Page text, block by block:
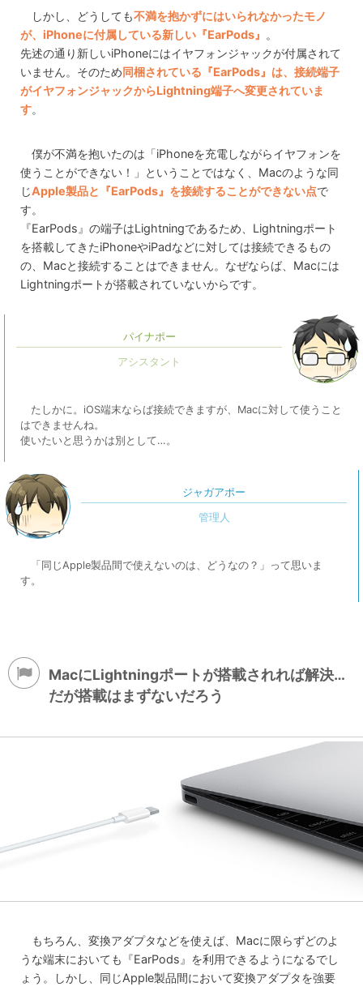
しかし、どうしても不満を抱かずにはいられなかったモノ
が、iPhoneに付属している新しい『EarPods』 。
先述の通り新しいiPhoneにはイヤフォンジャックが付属されて
いません。そのため同梱されている『EarPods』は、接続端子
がイヤフォンジャックからLightning端子へ変更されていま
す。
僕が不満を抱いたのは「iPhoneを充電しながらイヤフォンを
使うことができない！」ということではなく、Macのような同
じApple製品と『EarPods』を接続することができない点で
す。
『EarPods』の端子はLightningであるため、Lightningポート
を搭載してきたiPhoneやiPadなどに対しては接続できるもの
の、Macと接続することはできません。なぜならば、Macには
Lightningポートが搭載されていないからです。
パイナポー
たしかに。iOS端末ならば接続できますが、Macに対して使うこと
はできませんね。
使いたいと思うかは別として…。
ジャガアポー
「同じApple製品間で使えないのは、どうなの？」って思いま
す。
MacにLightningポートが搭載されれば解決…
だが搭載はまずないだろう
もちろん、変換アダプタなどを使えば、Macに限らずどのよ
うな端末においても『EarPods』を利用できるようになるでし
ょう。しかし、同じApple製品間において変換アダプタを強要